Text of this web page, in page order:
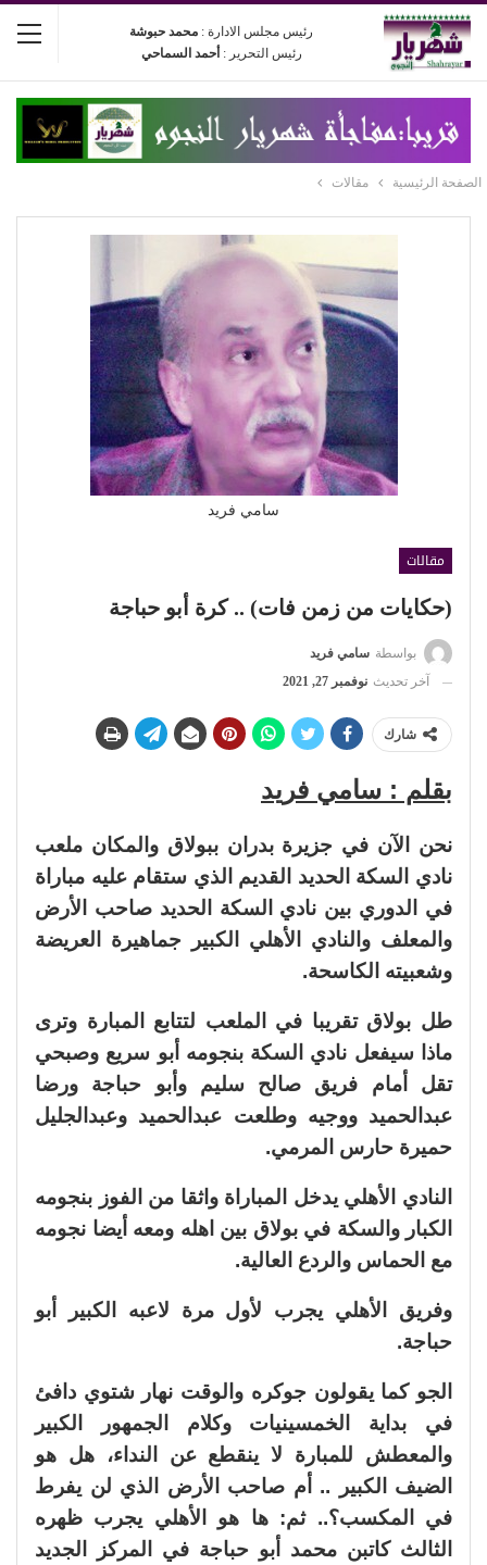
رئيس مجلس الادارة : محمد حبوشة
رئيس التحرير : أحمد السماحي
الصفحة الرئيسية مقالات
سامي فريد
مقالات
(حكايات من زمن فات) .. كرة أبو حباجة
بواسطة سامي فريد
آخر تحديث نوفمبر 27, 2021
شارك
بقلم : سامي فريد
نحن الآن في جزيرة بدران ببولاق والمكان ملعب
نادي السكة الحديد القديم الذي ستقام عليه مباراة
في الدوري بين نادي السكة الحديد صاحب الأرض
والمعلف والنادي الأهلي الكبير جماهيرة العريضة
وشعبيته الكاسحة.
طل بولاق تقريبا في الملعب لتتابع المبارة وترى
ماذا سيفعل نادي السكة بنجومه أبو سريع وصبحي
تقل أمام فريق صالح سليم وأبو حباجة ورضا
عبدالحميد ووجيه وطلعت عبدالحميد وعبدالجليل
حميرة حارس المرمي.
النادي الأهلي يدخل المباراة واثقا من الفوز بنجومه
الكبار والسكة في بولاق بين اهله ومعه أيضا نجومه
مع الحماس والردع العالية.
وفريق الأهلي يجرب لأول مرة لاعبه الكبير أبو
حباجة.
الجو كما يقولون جوكره والوقت نهار شتوي دافئ
في بداية الخمسينيات وكلام الجمهور الكبير
والمعطش للمبارة لا ينقطع عن النداء، هل هو
الضيف الكبير .. أم صاحب الأرض الذي لن يفرط
في المكسب؟.. ثم: ها هو الأهلي يجرب ظهره
الثالث كاتبن محمد أبو حباجة في المركز الجديد